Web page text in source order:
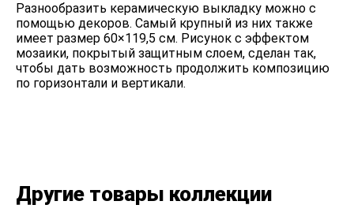
Разнообразить керамическую выкладку можно с
помощью декоров. Самый крупный из них также
имеет размер 60×119,5 см. Рисунок с эффектом
мозаики, покрытый защитным слоем, сделан так,
чтобы дать возможность продолжить композицию
по горизонтали и вертикали.
Другие товары коллекции